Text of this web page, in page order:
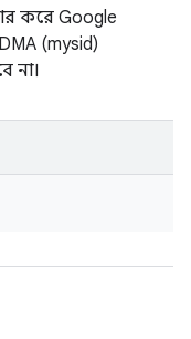
করে Google
(mysid)
না।